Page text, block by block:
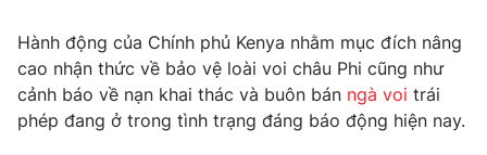
Thế giới đó đây
Câu chuyện quốc tế
Kinh tế
Tài chính
Thị trường
Dữ liệu và đời sống
Hành động của Chính phủ Kenya nhằm mục đích nâng
cao nhận thức về bảo vệ loài voi châu Phi cũng như
cảnh báo về nạn khai thác và buôn bán ngà voi trái
phép đang ở trong tình trạng đáng báo động hiện nay.